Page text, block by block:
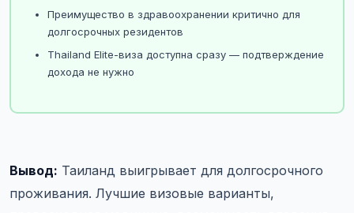
Преимущество в здравоохранении критично для
долгосрочных резидентов
Thailand Elite-виза доступна сразу — подтверждение
дохода не нужно
Вывод: Таиланд выигрывает для долгосрочного
проживания. Лучшие визовые варианты,